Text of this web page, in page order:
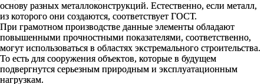
основу разных металлоконструкций. Естественно, если металл,
из которого они создаются, соответствует ГОСТ.
При грамотном производстве данные элементы обладают
повышенными прочностными показателями, соответственно,
могут использоваться в областях экстремального строительства.
То есть для сооружения объектов, которые в будущем
подвергнутся серьезным природным и эксплуатационным
нагрузкам.